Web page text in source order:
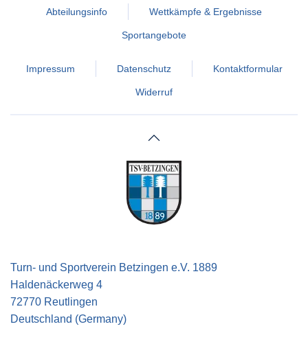
Abteilungsinfo Wettkämpfe & Ergebnisse
Sportangebote
Impressum Datenschutz Kontaktformular
Widerruf
Turn- und Sportverein Betzingen e.V. 1889
Haldenäckerweg 4
72770 Reutlingen
Deutschland (Germany)